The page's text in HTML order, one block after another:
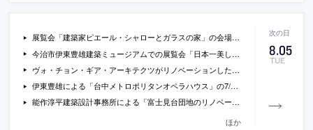
8.05
TUE
展覧会「建築家ピエール・シャローとガラスの家」の会場写真
今治市伊東豊雄建築ミュージアムでの展覧会「日本一美しい島・大三島をつくろうプロジェクト2014」の会場写真
ヴォ・チョン・ギア・アーキテクツがリノベーションしたベトナム・ハノイのファサードに緑あふれる住宅「Green Renovation」の写真など
伊東豊雄による「台中メトロポリタンオペラハウス」の7/29時点での外観写真
能作淳平建築設計事務所による「富士見台団地のリノベーション」の施工プロセスの動画
ほか